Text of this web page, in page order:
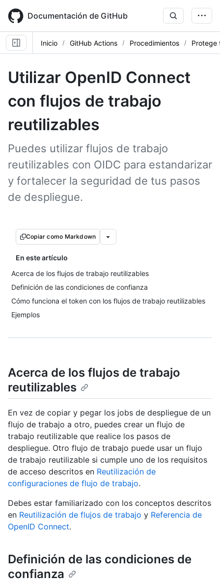
main
content
Documentación de GitHub
Inicio GitHub Actions Procedimientos Protege
Utilizar OpenID Connect
con flujos de trabajo
reutilizables
Puedes utilizar flujos de trabajo
reutilizables con OIDC para estandarizar
y fortalecer la seguridad de tus pasos
de despliegue.
Copiar como Markdown
En este artículo
Acerca de los flujos de trabajo reutilizables
Definición de las condiciones de confianza
Cómo funciona el token con los flujos de trabajo reutilizables
Ejemplos
Acerca de los flujos de trabajo
reutilizables
En vez de copiar y pegar los jobs de despliegue de un
flujo de trabajo a otro, puedes crear un flujo de
trabajo reutilizable que realice los pasos de
despliegue. Otro flujo de trabajo puede usar un flujo
de trabajo reutilizable si cumple uno de los requisitos
de acceso descritos en Reutilización de
configuraciones de flujo de trabajo.
Debes estar familiarizado con los conceptos descritos
en Reutilización de flujos de trabajo y Referencia de
OpenID Connect.
Definición de las condiciones de
confianza